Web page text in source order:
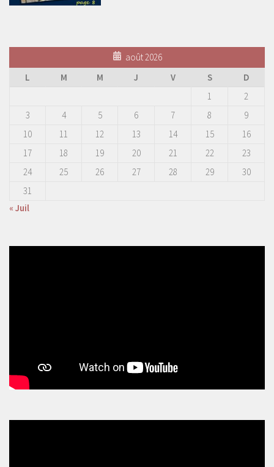
août 2026
L
M M J V S
D
1
2
3
4 5 6 7 8
9
10
11 12 13 14 15
16
17
18 19 20 21 22
23
24
25 26 27 28 29
30
31
« Juil